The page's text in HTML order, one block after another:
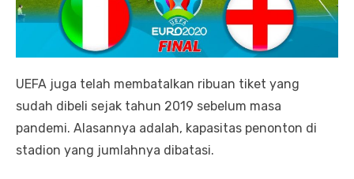
UEFA juga telah membatalkan ribuan tiket yang
sudah dibeli sejak tahun 2019 sebelum masa
pandemi. Alasannya adalah, kapasitas penonton di
stadion yang jumlahnya dibatasi.